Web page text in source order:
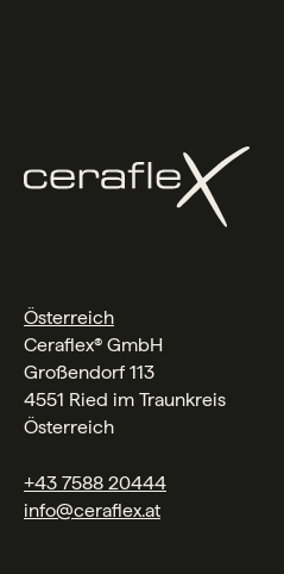
Österreich
Ceraflex® GmbH
Großendorf 113
4551 Ried im Traunkreis
Österreich
+43 7588 20444
info@ceraflex.at